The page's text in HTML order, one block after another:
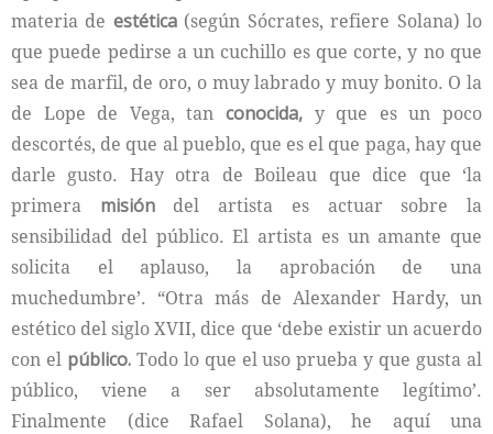
materia de estética(según Sócrates, refiere Solana) lo
que puede pedirse a un cuchillo es que corte, y no que
sea de marfil, de oro, o muy labrado y muy bonito. O la
de Lope de Vega, tan conocida, y que es un poco
descortés, de que al pueblo, que es el que paga, hay que
darle gusto. Hay otra de Boileau que dice que ‘la
primera misióndel artista es actuar sobre la
sensibilidad del público. El artista es un amante que
solicita el aplauso, la aprobación de una
muchedumbre’. “Otra más de Alexander Hardy, un
estético del siglo XVII, dice que ‘debe existir un acuerdo
con el público.Todo lo que el uso prueba y que gusta al
público, viene a ser absolutamente legítimo’.
Finalmente (dice Rafael Solana), he aquí una